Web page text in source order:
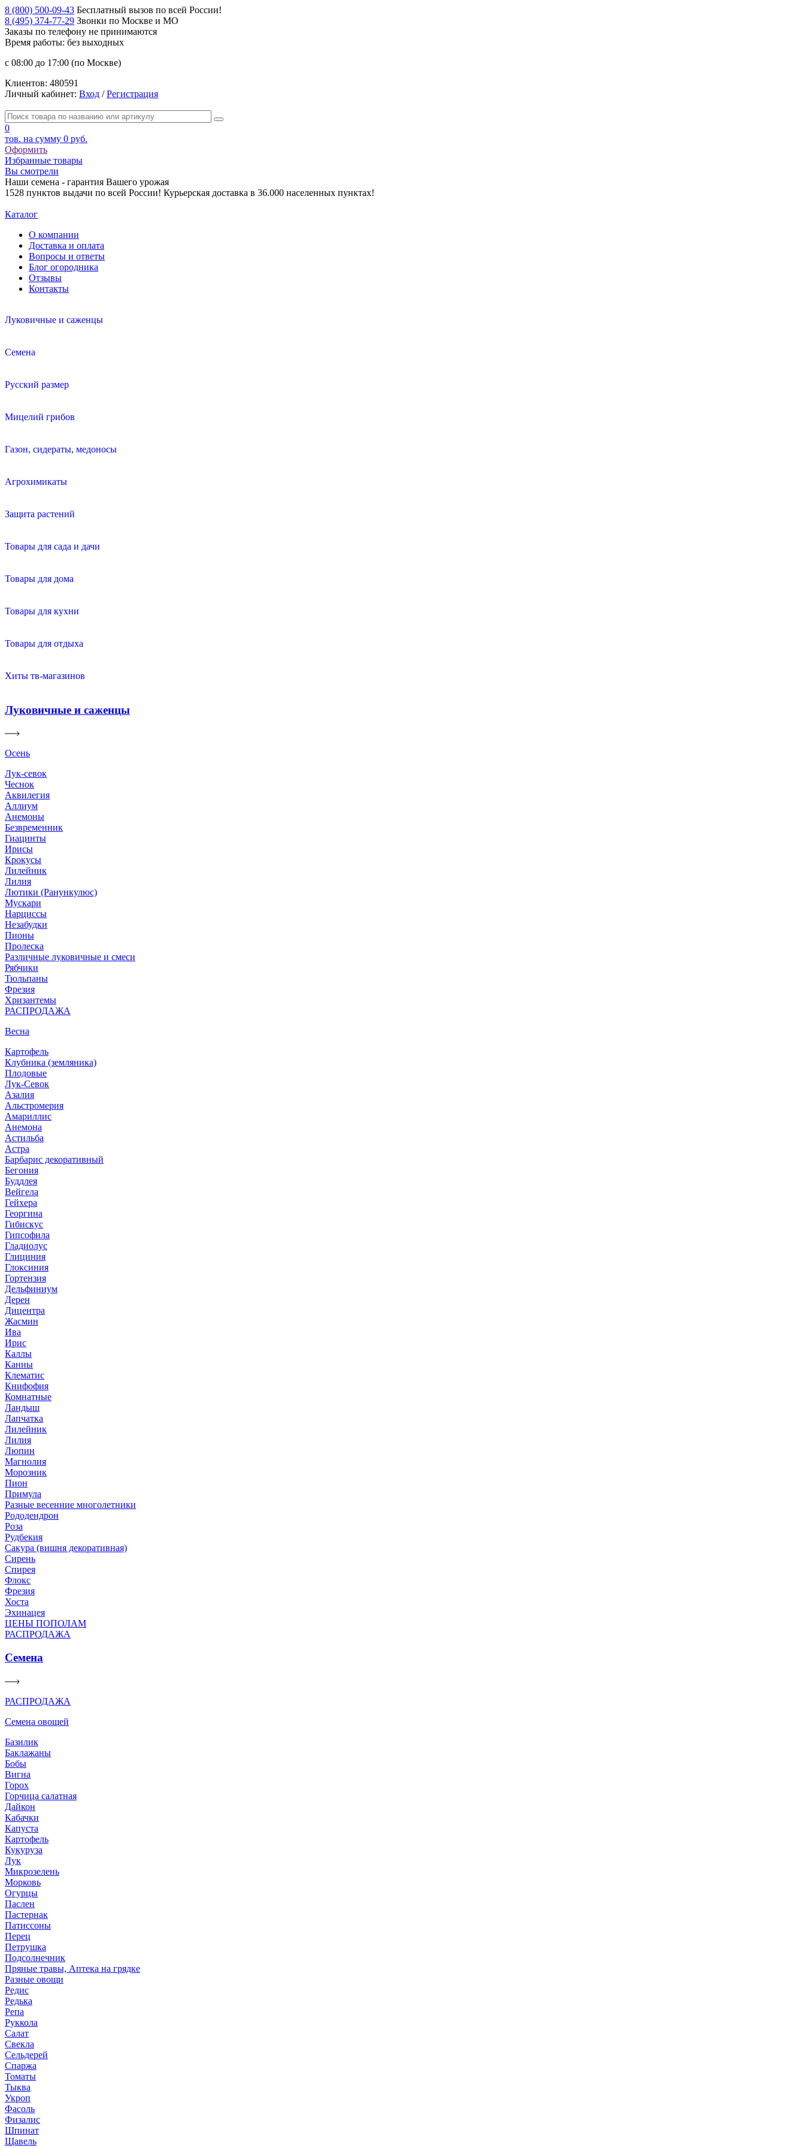
8 (800) 500-09-43 Бесплатный вызов по всей России!
8 (495) 374-77-29 Звонки по Москве и МО
Заказы по телефону не принимаются
Время работы: без выходных
с 08:00 до 17:00 (по Москве)
Клиентов: 480591
Личный кабинет: Вход /Регистрация
0
тов. на сумму 0 руб.
Оформить
Избранные товары
Вы смотрели
Наши семена - гарантия Вашего урожая
1528 пунктов выдачи по всей России! Курьерская доставка в 36.000 населенных пунктах!
Каталог
О компании
Доставка и оплата
Вопросы и ответы
Блог огородника
Отзывы
Контакты
Луковичные и саженцы
Семена
Русский размер
Мицелий грибов
Газон, сидераты, медоносы
Агрохимикаты
Защита растений
Товары для сада и дачи
Товары для дома
Товары для кухни
Товары для отдыха
Хиты тв-магазинов
Луковичные и саженцы
Осень
Лук-севок
Чеснок
Аквилегия
Аллиум
Анемоны
Безвременник
Гиацинты
Ирисы
Крокусы
Лилейник
Лилия
Лютики (Ранункулюс)
Мускари
Нарцисcы
Незабудки
Пионы
Пролеска
Различные луковичные и смеси
Рябчики
Тюльпаны
Фрезия
Хризантемы
РАСПРОДАЖА
Весна
Картофель
Клубника (земляника)
Плодовые
Лук-Севок
Азалия
Альстромерия
Амариллис
Анемона
Астильба
Астра
Барбарис декоративный
Бегония
Буддлея
Вейгела
Гейхера
Георгина
Гибискус
Гипсофила
Гладиолус
Глициния
Глоксиния
Гортензия
Дельфиниум
Дерен
Дицентра
Жасмин
Ива
Ирис
Каллы
Канны
Клематис
Книфофия
Комнатные
Ландыш
Лапчатка
Лилейник
Лилия
Люпин
Магнолия
Морозник
Пион
Примула
Разные весенние многолетники
Рододендрон
Роза
Рудбекия
Сакура (вишня декоративная)
Сирень
Спирея
Флокс
Фрезия
Хоста
Эхинацея
ЦЕНЫ ПОПОЛАМ
РАСПРОДАЖА
Семена
РАСПРОДАЖА
Семена овощей
Базилик
Баклажаны
Бобы
Вигна
Горох
Горчица салатная
Дайкон
Кабачки
Капуста
Картофель
Кукуруза
Лук
Микрозелень
Морковь
Огурцы
Паслен
Пастернак
Патиссоны
Перец
Петрушка
Подсолнечник
Пряные травы, Аптека на грядке
Разные овощи
Редис
Редька
Репа
Руккола
Салат
Свекла
Сельдерей
Спаржа
Томаты
Тыква
Укроп
Фасоль
Физалис
Шпинат
Щавель